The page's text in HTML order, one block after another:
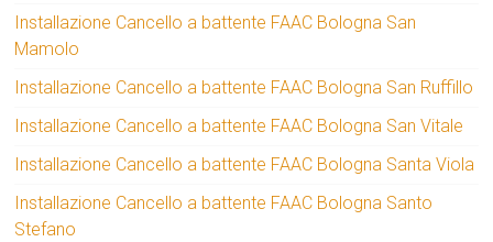
Installazione Cancello a battente FAAC Bologna San
Mamolo
Installazione Cancello a battente FAAC Bologna San Ruffillo
Installazione Cancello a battente FAAC Bologna San Vitale
Installazione Cancello a battente FAAC Bologna Santa Viola
Installazione Cancello a battente FAAC Bologna Santo
Stefano